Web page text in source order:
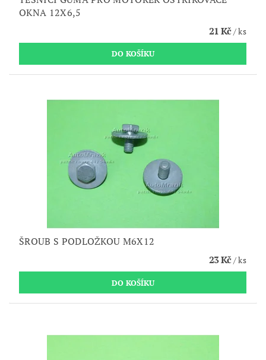
OKNA 12X6,5
21 Kč/ ks
ŠROUB S PODLOŽKOU M6X12
23 Kč/ ks